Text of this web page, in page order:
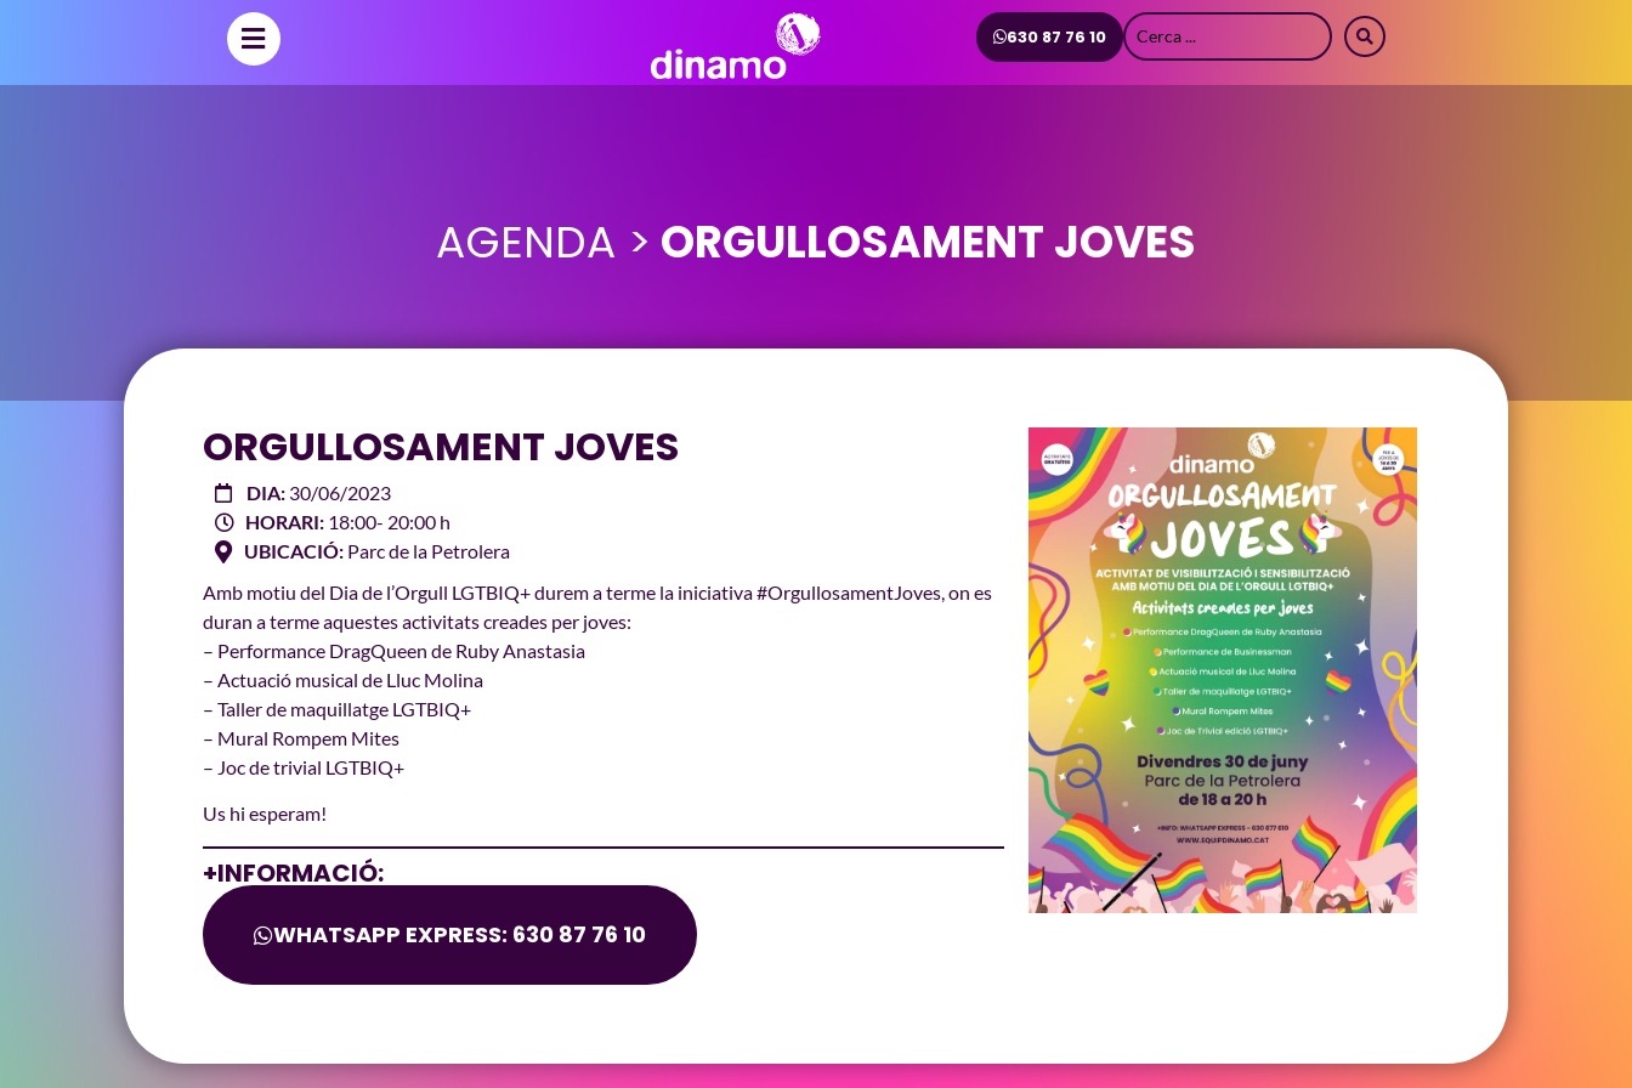
630 87 76 10
AGENDA > ORGULLOSAMENT JOVES
ORGULLOSAMENT JOVES
DIA: 30/06/2023
HORARI: 18:00- 20:00 h
UBICACIÓ: Parc de la Petrolera
Amb motiu del Dia de l’Orgull LGTBIQ+ durem a terme la iniciativa #OrgullosamentJoves, on es
duran a terme aquestes activitats creades per joves:
– Performance DragQueen de Ruby Anastasia
– Actuació musical de Lluc Molina
– Taller de maquillatge LGTBIQ+
– Mural Rompem Mites
– Joc de trivial LGTBIQ+
Us hi esperam!
+INFORMACIÓ:
WHATSAPP EXPRESS: 630 87 76 10